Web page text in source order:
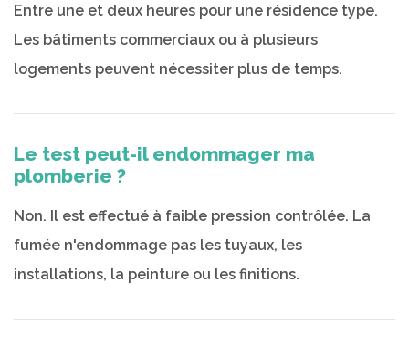
Entre une et deux heures pour une résidence type.
Les bâtiments commerciaux ou à plusieurs
logements peuvent nécessiter plus de temps.
Le test peut-il endommager ma
plomberie ?
Non. Il est effectué à faible pression contrôlée. La
fumée n'endommage pas les tuyaux, les
installations, la peinture ou les finitions.